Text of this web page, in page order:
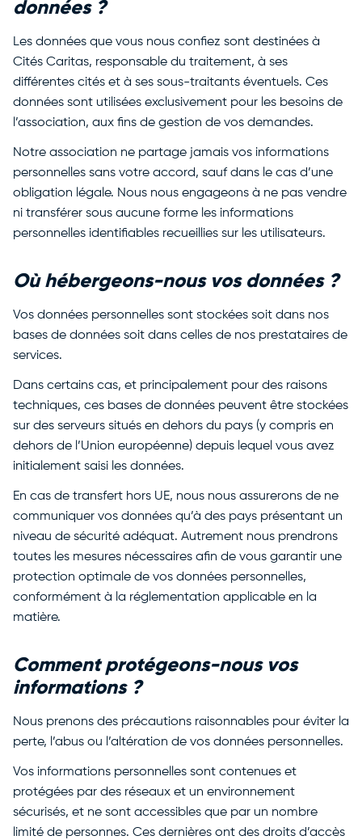
données ?
Les données que vous nous confiez sont destinées à
Cités Caritas, responsable du traitement, à ses
différentes cités et à ses sous-traitants éventuels. Ces
données sont utilisées exclusivement pour les besoins de
l’association, aux fins de gestion de vos demandes.
Notre association ne partage jamais vos informations
personnelles sans votre accord, sauf dans le cas d’une
obligation légale. Nous nous engageons à ne pas vendre
ni transférer sous aucune forme les informations
personnelles identifiables recueillies sur les utilisateurs.
Où hébergeons-nous vos données ?
Vos données personnelles sont stockées soit dans nos
bases de données soit dans celles de nos prestataires de
services.
Dans certains cas, et principalement pour des raisons
techniques, ces bases de données peuvent être stockées
sur des serveurs situés en dehors du pays (y compris en
dehors de l’Union européenne) depuis lequel vous avez
initialement saisi les données.
En cas de transfert hors UE, nous nous assurerons de ne
communiquer vos données qu’à des pays présentant un
niveau de sécurité adéquat. Autrement nous prendrons
toutes les mesures nécessaires afin de vous garantir une
protection optimale de vos données personnelles,
conformément à la réglementation applicable en la
matière.
Comment protégeons-nous vos
informations ?
Nous prenons des précautions raisonnables pour éviter la
perte, l’abus ou l’altération de vos données personnelles.
Vos informations personnelles sont contenues et
protégées par des réseaux et un environnement
sécurisés, et ne sont accessibles que par un nombre
limité de personnes. Ces dernières ont des droits d’accès